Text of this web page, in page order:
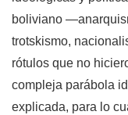
boliviano
trotskismo,
rótulos que no
compleja parábola
explicada, para lo